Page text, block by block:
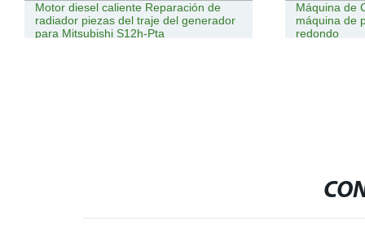
de
del generador
Máquina de Corte por plasma CNC
máquina de procesamiento de tubo
redondo